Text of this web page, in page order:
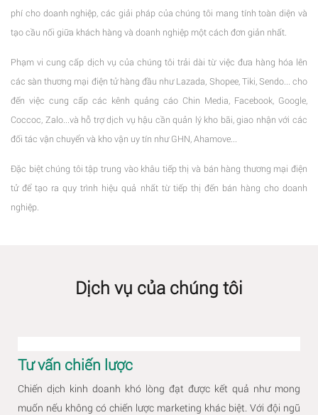
phí cho doanh nghiệp, các giải pháp của chúng tôi mang tính toàn diện và
tạo cầu nối giữa khách hàng và doanh nghiệp một cách đơn giản nhất.
Phạm vi cung cấp dịch vụ của chúng tôi trải dài từ việc đưa hàng hóa lên
các sàn thương mại điện tử hàng đầu như Lazada, Shopee, Tiki, Sendo... cho
đến việc cung cấp các kênh quảng cáo Chin Media, Facebook, Google,
Coccoc, Zalo...và hỗ trợ dịch vụ hậu cần quản lý kho bãi, giao nhận với các
đối tác vận chuyển và kho vận uy tín như GHN, Ahamove...
Đặc biệt chúng tôi tập trung vào khâu tiếp thị và bán hàng thương mại điện
tử để tạo ra quy trình hiệu quả nhất từ tiếp thị đến bán hàng cho doanh
nghiệp.
Dịch vụ của chúng tôi
Tư vấn chiến lược
Chiến dịch kinh doanh khó lòng đạt được kết quả như mong
muốn nếu không có chiến lược marketing khác biệt. Với đội ngũ